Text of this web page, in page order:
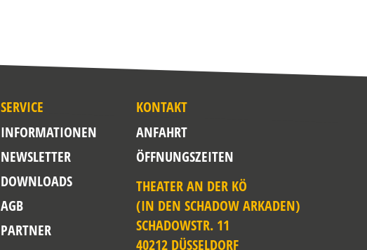
SERVICE
INFORMATIONEN
NEWSLETTER
DOWNLOADS
AGB
PARTNER
KONTAKT
ANFAHRT
ÖFFNUNGSZEITEN
THEATER AN DER KÖ
(IN DEN SCHADOW ARKADEN)
SCHADOWSTR. 11
40212 DÜSSELDORF